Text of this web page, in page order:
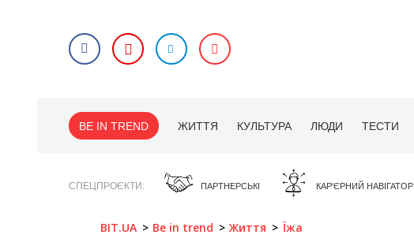
BE IN TREND ЖИТТЯ КУЛЬТУРА ЛЮДИ ТЕСТИ
СПЕЦПРОЄКТИ ПАРТНЕРСЬКІ КАР'ЄРНИЙ НАВІГАТОР
BIT.UA Be in trend Життя Їжа